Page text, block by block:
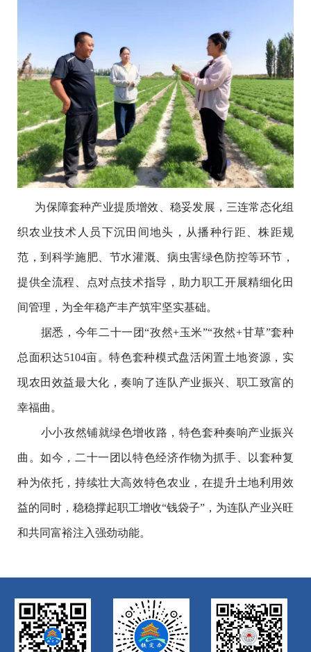
为保障套种产业提质增效、稳妥发展，三连常态化组
织农业技术人员下沉田间地头，从播种行距、株距规
范，到科学施肥、节水灌溉、病虫害绿色防控等环节，
提供全流程、点对点技术指导，助力职工开展精细化田
间管理，为全年稳产丰产筑牢坚实基础。
据悉，今年二十一团“孜然+玉米”“孜然+甘草”套种
总面积达5104亩。特色套种模式盘活闲置土地资源，实
现农田效益最大化，奏响了连队产业振兴、职工致富的
幸福曲。
小小孜然铺就绿色增收路，特色套种奏响产业振兴
曲。如今，二十一团以特色经济作物为抓手、以套种复
种为依托，持续壮大高效特色农业，在提升土地利用效
益的同时，稳稳撑起职工增收“钱袋子”，为连队产业兴旺
和共同富裕注入强劲动能。